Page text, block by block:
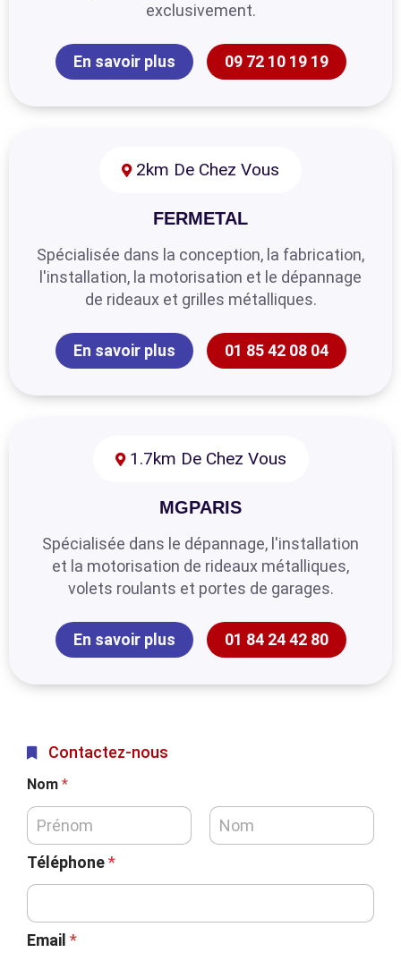
exclusivement.
En savoir plus 09 72 10 19 19
2km De Chez Vous
FERMETAL
Spécialisée dans la conception, la fabrication,
l'installation, la motorisation et le dépannage
de rideaux et grilles métalliques.
En savoir plus 01 85 42 08 04
1.7km De Chez Vous
MGPARIS
Spécialisée dans le dépannage, l'installation
et la motorisation de rideaux métalliques,
volets roulants et portes de garages.
En savoir plus 01 84 24 42 80
Contactez-nous
Nom *
Téléphone*
Email *